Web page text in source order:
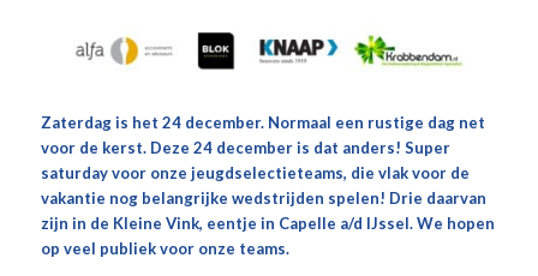
Zaterdag is het 24 december. Normaal een rustige dag net
voor de kerst. Deze 24 december is dat anders! Super
saturday voor onze jeugdselectieteams, die vlak voor de
vakantie nog belangrijke wedstrijden spelen! Drie daarvan
zijn in de Kleine Vink, eentje in Capelle a/d IJssel. We hopen
op veel publiek voor onze teams.